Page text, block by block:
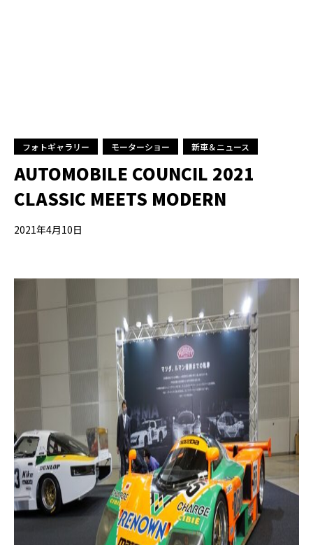
フォトギャラリー モーターショー 新車＆ニュース
AUTOMOBILE COUNCIL 2021
CLASSIC MEETS MODERN
2021年4月10日